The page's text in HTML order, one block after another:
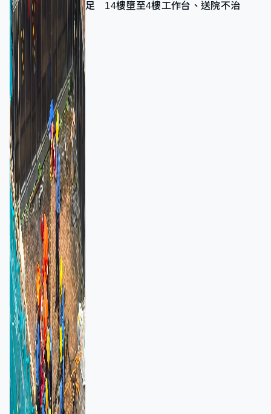
足 14樓墮至4樓工作台、送院不治